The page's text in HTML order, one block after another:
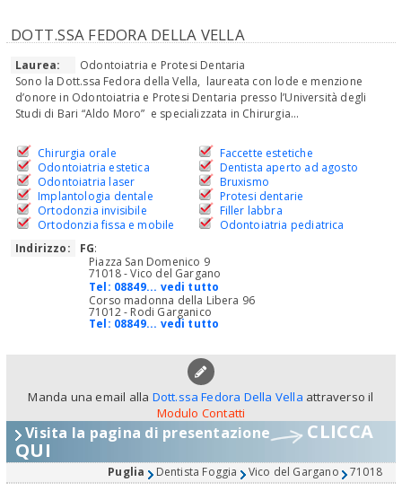
DOTT.SSA FEDORA DELLA VELLA
Laurea:
Odontoiatria e Protesi Dentaria
Sono la Dott.ssa Fedora della Vella, laureata con lode e menzione
d’onore in Odontoiatria e Protesi Dentaria presso l’Università degli
Studi di Bari “Aldo Moro” e specializzata in Chirurgia...
Chirurgia orale
Odontoiatria estetica
Odontoiatria laser
Implantologia dentale
Ortodonzia invisibile
Ortodonzia fissa e mobile
Faccette estetiche
Dentista aperto ad agosto
Bruxismo
Protesi dentarie
Filler labbra
Odontoiatria pediatrica
Indirizzo:
FG:
Piazza San Domenico 9
71018 - Vico del Gargano
Tel: 08849... vedi tutto
Corso madonna della Libera 96
71012 - Rodi Garganico
Tel: 08849... vedi tutto
Manda una email alla Dott.ssa Fedora Della Vella attraverso il
Modulo Contatti
Visita la pagina di presentazione CLICCA
QUI
Puglia Dentista Foggia Vico del Gargano 71018